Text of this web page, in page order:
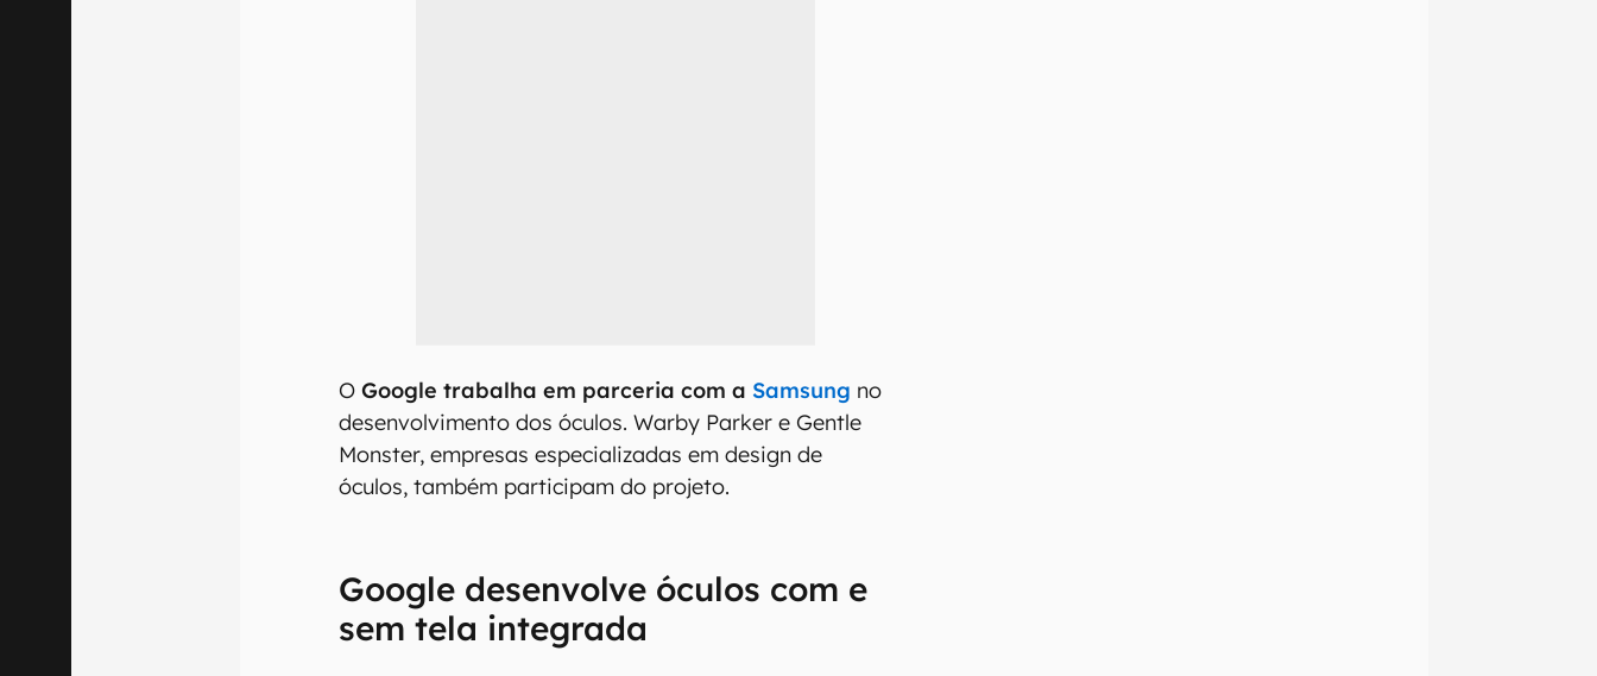
OGoogle trabalha em parceria com aSamsung no
desenvolvimento dos óculos. Warby Parker e Gentle
Monster, empresas especializadas em design de
óculos, também participam do projeto.
Google desenvolve óculos com e
sem tela integrada